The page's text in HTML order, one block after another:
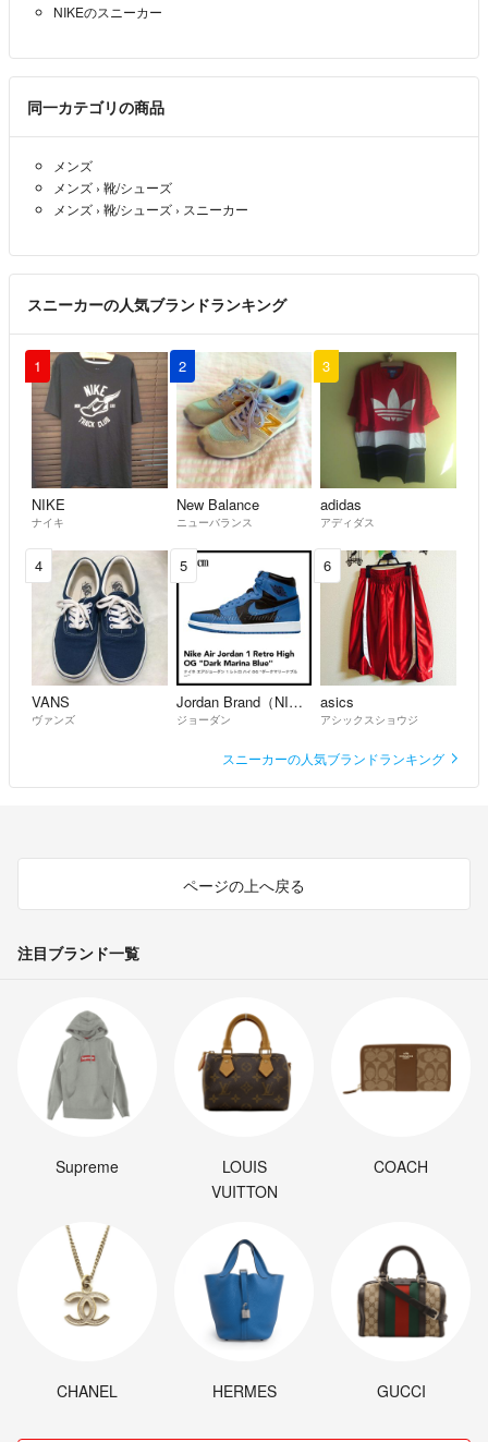
NIKEのスニーカー
同一カテゴリの商品
メンズ
メンズ › 靴/シューズ
メンズ › 靴/シューズ › スニーカー
スニーカーの人気ブランドランキング
1
NIKE
ナイキ
2
New Balance
ニューバランス
3
adidas
アディダス
4
VANS
ヴァンズ
5
Jordan Brand（NIKE）
ジョーダン
6
asics
アシックスショウジ
スニーカーの人気ブランドランキング
ページの上へ戻る
注目ブランド一覧
Supreme
LOUIS
VUITTON
COACH
CHANEL HERMES GUCCI